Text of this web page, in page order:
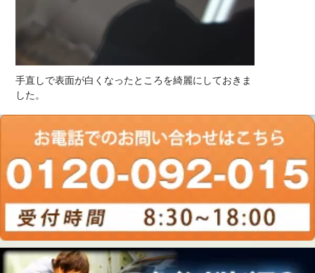
手直しで表面が白くなったところを綺麗にしておきま
した。